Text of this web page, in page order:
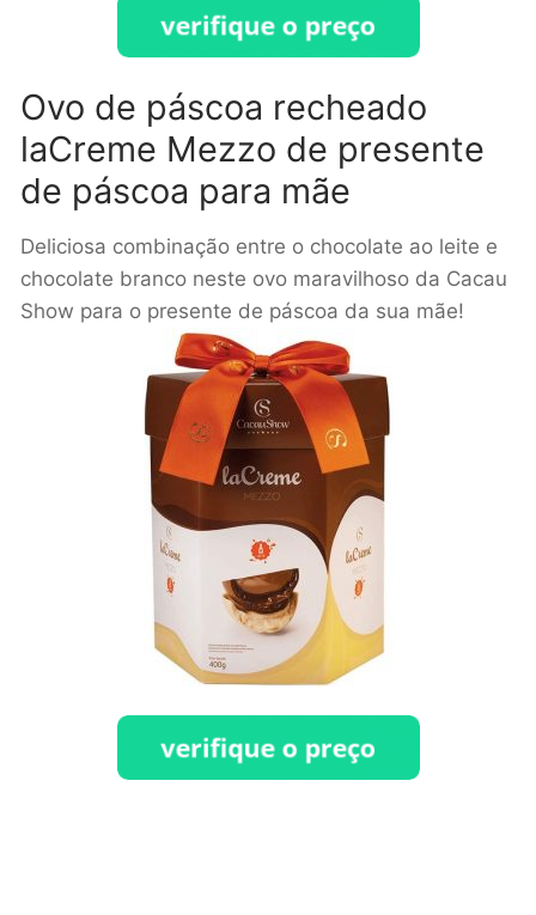
Ovo de páscoa recheado
laCreme Mezzo de presente
de páscoa para mãe
Deliciosa combinação entre o chocolate ao leite e
chocolate branco neste ovo maravilhoso da Cacau
Show para o presente de páscoa da sua mãe!